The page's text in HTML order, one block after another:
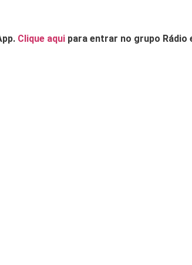
Clique aqui para entrar no grupo Rádio